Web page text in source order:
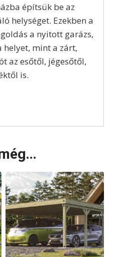
építsük be az
helységet. Ezekben a
a nyitott garázs,
mint a zárt,
az esőtől, jégesőtől,
is.